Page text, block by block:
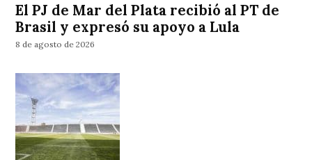
El PJ de Mar del Plata recibió al PT de
Brasil y expresó su apoyo a Lula
8 de agosto de 2026